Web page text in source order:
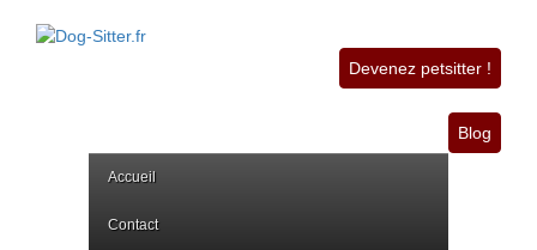
Devenez petsitter !
Blog
Accueil
Contact